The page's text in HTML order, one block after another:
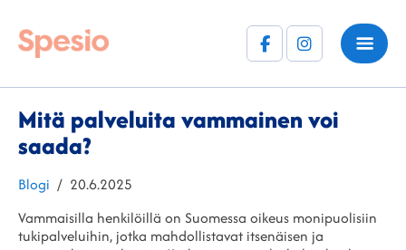
FacebookInstagram
Mitä palveluita vammainen voi
saada?
Kategoriat
Blogi Julkaistu
20.6.2025
Vammaisilla henkilöillä on Suomessa oikeus monipuolisiin
tukipalveluihin, jotka mahdollistavat itsenäisen ja